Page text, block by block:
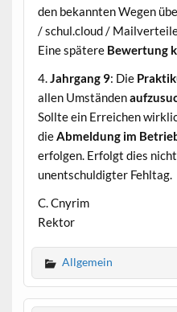
den bekannten Wegen
/ schul.cloud /
Eine spätere Bewertung
4.Jahrgang 9: Die
allen Umständen
Sollte ein Erreichen
dieAbmeldung im
erfolgen. Erfolgt dies
unentschuldigter Fehltag.
C. Cnyrim
Rektor
Allgemein